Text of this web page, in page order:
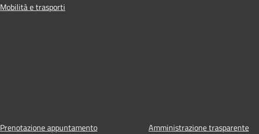
Mobilità e trasporti
Prenotazione appuntamento Amministrazione trasparente